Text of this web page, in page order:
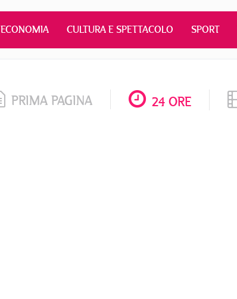
ECONOMIA CULTURA E SPETTACOLO SPORT
PRIMA PAGINA 24 ORE